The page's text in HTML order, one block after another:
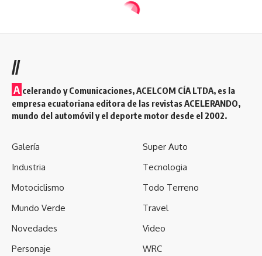
//
A celerando y Comunicaciones, ACELCOM CÍA LTDA, es la
empresa ecuatoriana editora de las revistas ACELERANDO,
mundo del automóvil y el deporte motor desde el 2002.
Galería
Industria
Motociclismo
Mundo Verde
Novedades
Personaje
Super Auto
Tecnologia
Todo Terreno
Travel
Video
WRC